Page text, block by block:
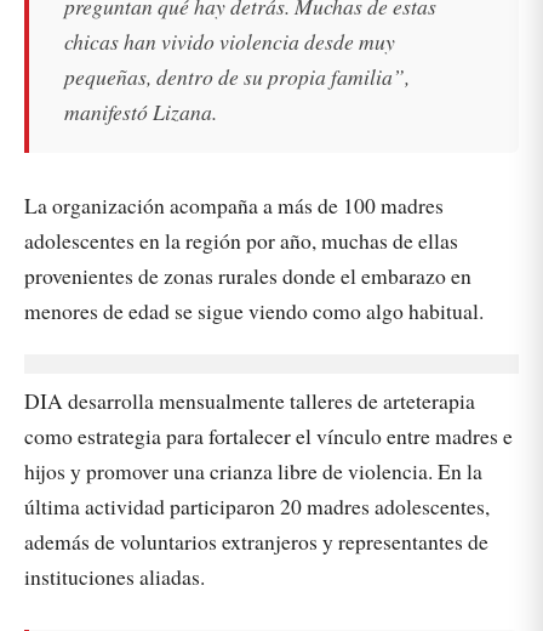
preguntan qué hay detrás. Muchas de estas
chicas han vivido violencia desde muy
pequeñas, dentro de su propia familia”,
manifestó Lizana.
La organización acompaña a más de 100 madres
adolescentes en la región por año, muchas de ellas
provenientes de zonas rurales donde el embarazo en
menores de edad se sigue viendo como algo habitual.
DIA desarrolla mensualmente talleres de arteterapia
como estrategia para fortalecer el vínculo entre madres e
hijos y promover una crianza libre de violencia. En la
última actividad participaron 20 madres adolescentes,
además de voluntarios extranjeros y representantes de
instituciones aliadas.